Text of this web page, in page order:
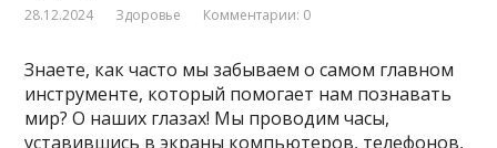
28.12.2024 Здоровье Комментарии: 0
Знаете, как часто мы забываем о самом главном
инструменте, который помогает нам познавать
мир? О наших глазах! Мы проводим часы,
уставившись в экраны компьютеров, телефонов,